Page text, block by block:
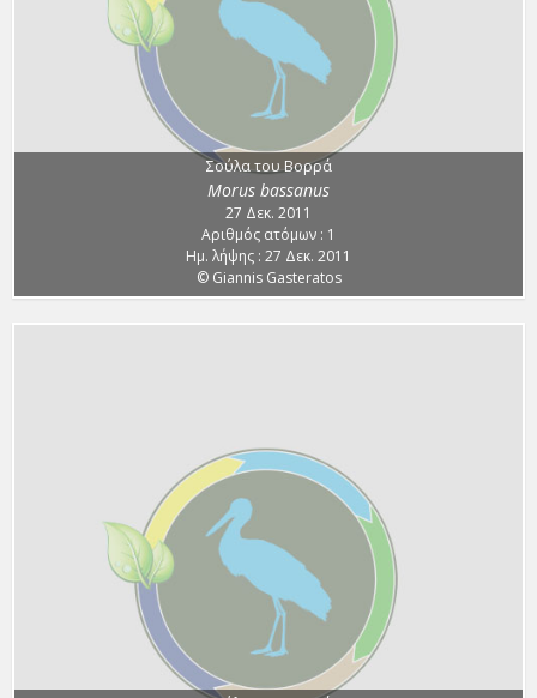
Σούλα του Βορρά
Morus bassanus
27 Δεκ. 2011
Αριθμός ατόμων : 1
Ημ. λήψης : 27 Δεκ. 2011
© Giannis Gasteratos